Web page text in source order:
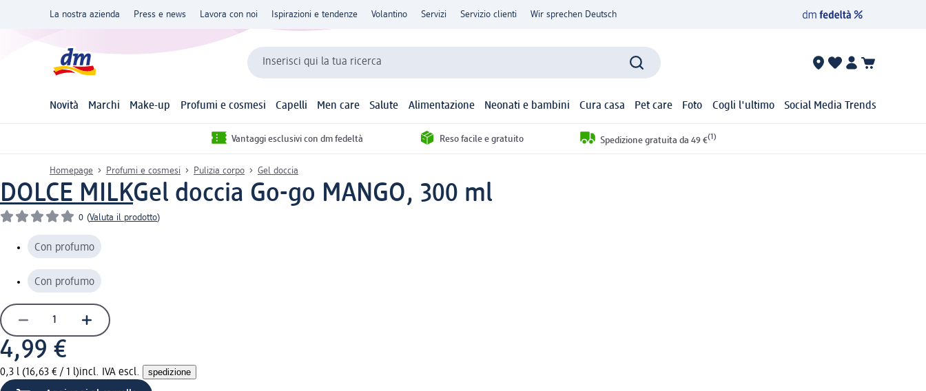
La nostra azienda Press e news Lavora con noi Ispirazioni e tendenze Volantino Servizi Servizio clienti Wir sprechen Deutsch
Inserisci qui la tua ricerca
Novità Marchi Make-up Profumi e cosmesi Capelli Men care Salute Alimentazione Neonati e bambini Cura casa Pet care Foto Cogli l'ultimo Social Media Trends
Vantaggi esclusivi con dm fedeltà Reso facile e gratuito Spedizione gratuita da 49 €(1)
Homepage Profumi e cosmesi Pulizia corpo Gel doccia
DOLCE MILKGel doccia Go-go MANGO, 300 ml
0 (Valuta il prodotto)
Con profumo
Con profumo
4,99 €
0,3 l (16,63 € / 1 l)incl. IVA escl. spedizione